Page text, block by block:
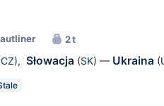
2 t
, Słowacja (SK) — Ukraina